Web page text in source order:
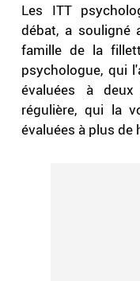
Les ITT
débat, a souligné
famille de la
psychologue, qui
évaluées à
régulière, qui la
évaluées à plus de